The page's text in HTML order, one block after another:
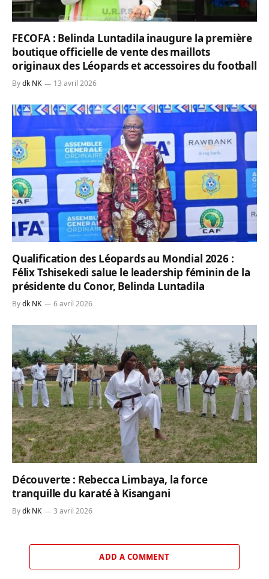
FECOFA : Belinda Luntadila inaugure la première
boutique officielle de vente des maillots
originaux des Léopards et accessoires du football
Bydk NK 13 avril 2026
Qualification des Léopards au Mondial 2026 :
Félix Tshisekedi salue le leadership féminin de la
présidente du Conor, Belinda Luntadila
Bydk NK 6 avril 2026
Découverte : Rebecca Limbaya, la force
tranquille du karaté à Kisangani
Bydk NK 3 avril 2026
ADD A COMMENT